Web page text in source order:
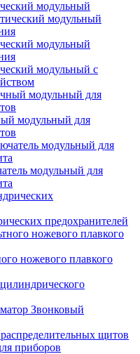
модульный
модульный
модульный с
модульный для
модульный для
предохранителей
ножевого плавкого
Звонковый
щитов
приборов